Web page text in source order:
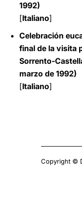
1992)
[Italiano]
Celebración
final de la visita
Sorrento-
marzo de 1992)
[Italiano]
Copyright ©